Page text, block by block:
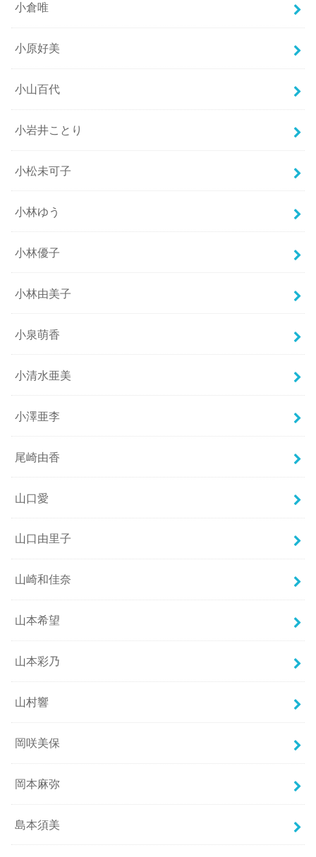
小倉唯
小原好美
小山百代
小岩井ことり
小松未可子
小林ゆう
小林優子
小林由美子
小泉萌香
小清水亜美
小澤亜李
尾崎由香
山口愛
山口由里子
山崎和佳奈
山本希望
山本彩乃
山村響
岡咲美保
岡本麻弥
島本須美